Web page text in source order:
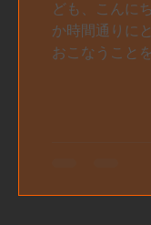
ども、こんに
か時間通りに
おこなうこと